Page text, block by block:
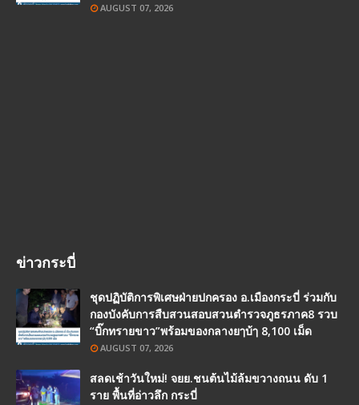
AUGUST 07, 2026
ข่าวกระบี่
ชุดปฏิบัติการพิเศษฝ่ายปกครอง อ.เมืองกระบี่ ร่วมกับ
กองบังคับการสืบสวนสอบสวนตำรวจภูธรภาค8 รวบ
“บิ๊กทรายขาว”พร้อมของกลางยๅบ้ๅ 8,100 เม็ด
AUGUST 07, 2026
สลดเช้าวันใหม่! จยย.ชนต้นไม้ล้มขวางถนน ดับ 1
ราย พื้นที่อ่าวลึก กระบี่